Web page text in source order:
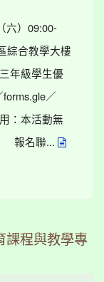
）09:00-
綜合教學大樓
年級學生優
／
：本活動無
報名聯...
課程與教學專